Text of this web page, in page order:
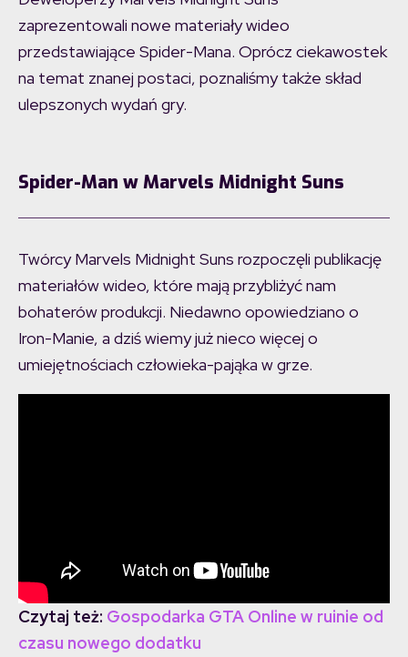
zaprezentowali nowe materiały wideo
przedstawiające Spider-Mana. Oprócz ciekawostek
na temat znanej postaci, poznaliśmy także skład
ulepszonych wydań gry.
Spider-Man w Marvels Midnight Suns
Twórcy Marvels Midnight Suns rozpoczęli publikację
materiałów wideo, które mają przybliżyć nam
bohaterów produkcji. Niedawno opowiedziano o
Iron-Manie, a dziś wiemy już nieco więcej o
umiejętnościach człowieka-pająka w grze.
Czytaj też: Gospodarka GTA Online w ruinie od
czasu nowego dodatku